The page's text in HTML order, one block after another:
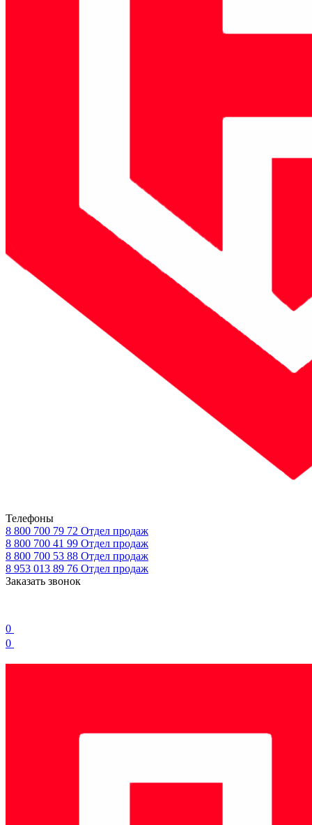
Телефоны
8 800 700 79 72 Отдел продаж
8 800 700 41 99 Отдел продаж
8 800 700 53 88 Отдел продаж
8 953 013 89 76 Отдел продаж
Заказать звонок
0
0